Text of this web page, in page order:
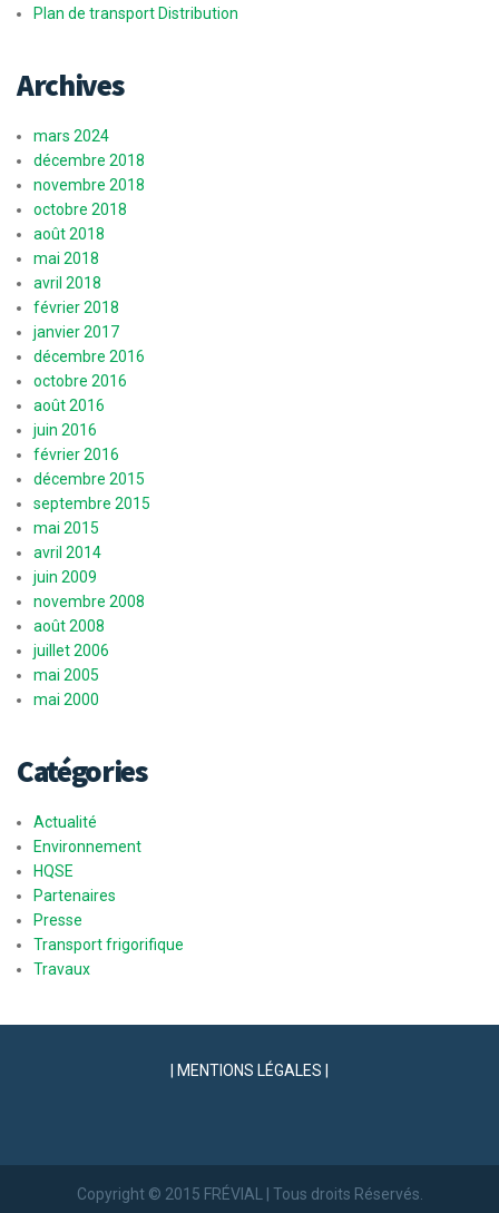
Plan de transport Distribution
Archives
mars 2024
décembre 2018
novembre 2018
octobre 2018
août 2018
mai 2018
avril 2018
février 2018
janvier 2017
décembre 2016
octobre 2016
août 2016
juin 2016
février 2016
décembre 2015
septembre 2015
mai 2015
avril 2014
juin 2009
novembre 2008
août 2008
juillet 2006
mai 2005
mai 2000
Catégories
Actualité
Environnement
HQSE
Partenaires
Presse
Transport frigorifique
Travaux
| MENTIONS LÉGALES |
Copyright © 2015 FRÉVIAL | Tous droits Réservés.